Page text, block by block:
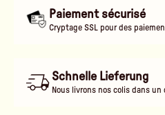
Paiement sécurisé
Cryptage SSL pour des
Schnelle Lieferung
Nous livrons nos colis dans un